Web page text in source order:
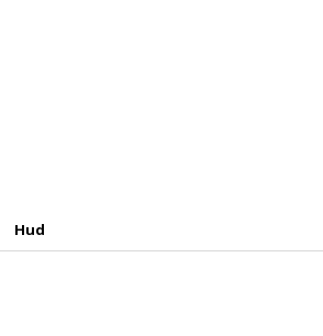
Hud